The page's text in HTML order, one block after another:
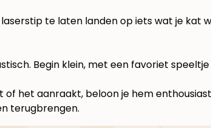
te laten landen op iets wat je kat
Begin klein, met een favoriet
het aanraakt, beloon je hem
terugbrengen.